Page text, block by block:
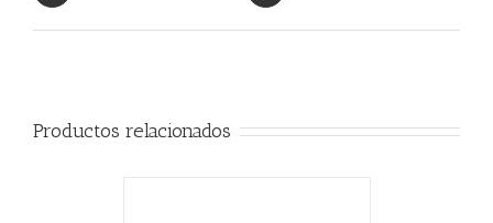
Productos relacionados